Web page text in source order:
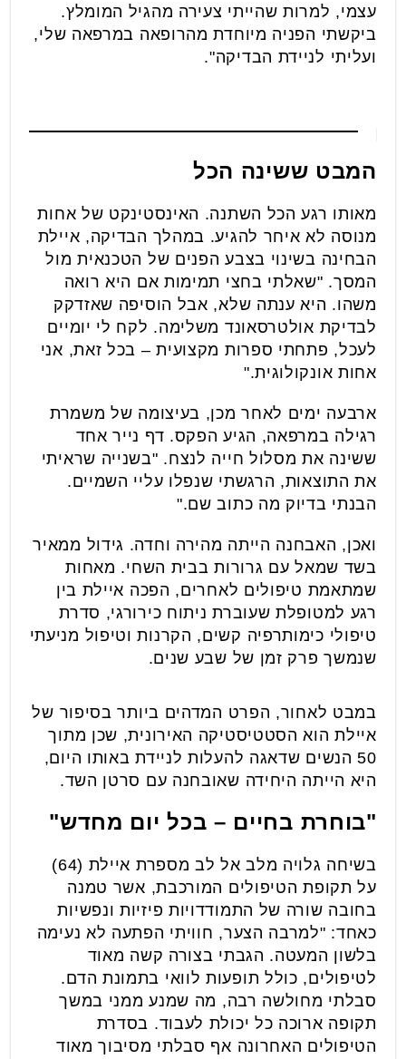
עצמי, למרות שהייתי צעירה מהגיל המומלץ.
ביקשתי הפניה מיוחדת מהרופאה במרפאה שלי,
ועליתי לניידת הבדיקה".
המבט ששינה הכל
מאותו רגע הכל השתנה. האינסטינקט של אחות
מנוסה לא איחר להגיע. במהלך הבדיקה, איילת
הבחינה בשינוי בצבע הפנים של הטכנאית מול
המסך. "שאלתי בחצי תמימות אם היא רואה
משהו. היא ענתה שלא, אבל הוסיפה שאזדקק
לבדיקת אולטרסאונד משלימה. לקח לי יומיים
לעכל, פתחתי ספרות מקצועית – בכל זאת, אני
אחות אונקולוגית."
ארבעה ימים לאחר מכן, בעיצומה של משמרת
רגילה במרפאה, הגיע הפקס. דף נייר אחד
ששינה את מסלול חייה לנצח. "בשנייה שראיתי
את התוצאות, הרגשתי שנפלו עליי השמיים.
הבנתי בדיוק מה כתוב שם."
ואכן, האבחנה הייתה מהירה וחדה. גידול ממאיר
בשד שמאל עם גרורות בבית השחי. מאחות
שמתאמת טיפולים לאחרים, הפכה איילת בין
רגע למטופלת שעוברת ניתוח כירורגי, סדרת
טיפולי כימותרפיה קשים, הקרנות וטיפול מניעתי
שנמשך פרק זמן של שבע שנים.
במבט לאחור, הפרט המדהים ביותר בסיפור של
איילת הוא הסטטיסטיקה האירונית, שכן מתוך
50 הנשים שדאגה להעלות לניידת באותו היום,
היא הייתה היחידה שאובחנה עם סרטן השד.
"בוחרת בחיים – בכל יום מחדש"
בשיחה גלויה מלב אל לב מספרת איילת (64)
על תקופת הטיפולים המורכבת, אשר טמנה
בחובה שורה של התמודדויות פיזיות ונפשיות
כאחד: "למרבה הצער, חוויתי הפתעה לא נעימה
בלשון המעטה. הגבתי בצורה קשה מאוד
לטיפולים, כולל תופעות לוואי בתמונת הדם.
סבלתי מחולשה רבה, מה שמנע ממני במשך
תקופה ארוכה כל יכולת לעבוד. בסדרת
הטיפולים האחרונה אף סבלתי מסיבוך מאוד